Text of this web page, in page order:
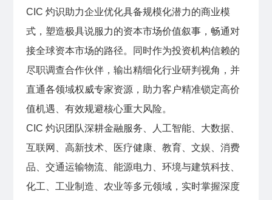
CIC 灼识助力企业优化具备规模化潜力的商业模
式，塑造极具说服力的资本市场价值叙事，畅通对
接全球资本市场的路径。同时作为投资机构信赖的
尽职调查合作伙伴，输出精细化行业研判视角，并
直通各领域权威专家资源，助力客户精准锁定高价
值机遇、有效规避核心重大风险。
CIC 灼识团队深耕金融服务、人工智能、大数据、
互联网、高新技术、医疗健康、教育、文娱、消费
品、交通运输物流、能源电力、环境与建筑科技、
化工、工业制造、农业等多元领域，实时掌握深度